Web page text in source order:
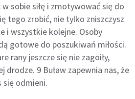
sobie siłę i zmotywować się do
tego zrobić, nie tylko zniszczysz
i wszystkie kolejne. Osoby
gotowe do poszukiwań miłości.
rany jeszcze się nie zagoiły,
drodze. 9 Buław zapewnia nas, że
się odmieni.